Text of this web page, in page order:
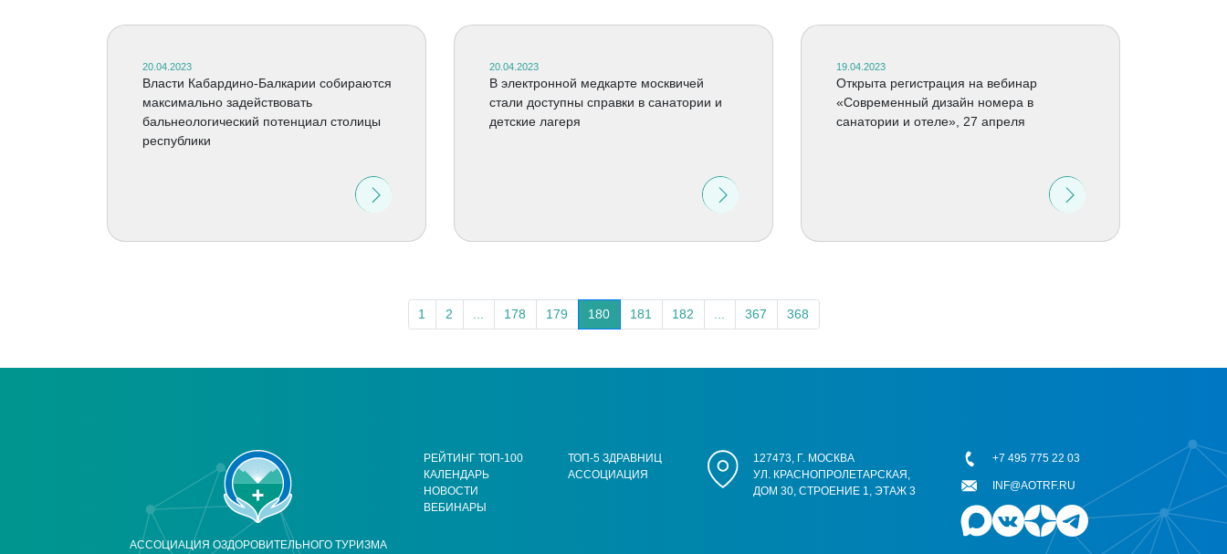
20.04.2023
Власти Кабардино-Балкарии собираются
максимально задействовать
бальнеологический потенциал столицы
республики
20.04.2023
В электронной медкарте москвичей
стали доступны справки в санатории и
детские лагеря
19.04.2023
Открыта регистрация на вебинар
«Современный дизайн номера в
санатории и отеле», 27 апреля
1 2 178 179 180 181 182 367 368
АССОЦИАЦИЯ ОЗДОРОВИТЕЛЬНОГО ТУРИЗМА
РЕЙТИНГ ТОП-100
КАЛЕНДАРЬ
НОВОСТИ
ВЕБИНАРЫ
ТОП-5 ЗДРАВНИЦ
АССОЦИАЦИЯ
127473, Г. МОСКВА
УЛ. КРАСНОПРОЛЕТАРСКАЯ,
ДОМ 30, СТРОЕНИЕ 1, ЭТАЖ 3
+7 495 775 22 03
INF@AOTRF.RU